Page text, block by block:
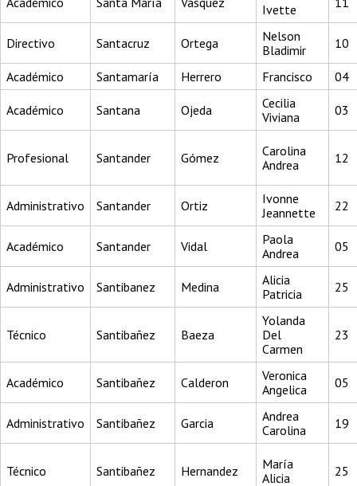
Ivette
Directivo Santacruz Ortega
Nelson
Bladimir
10
Académico Santamaría Herrero Francisco 04
Académico Santana Ojeda
Cecilia
Viviana
03
Profesional Santander Gómez
Carolina
Andrea
12
Administrativo Santander Ortiz
Ivonne
Jeannette
22
Académico Santander Vidal
Paola
Andrea
05
Administrativo Santibanez Medina
Alicia
Patricia
25
Técnico Santibañez Baeza
Yolanda
Del
Carmen
23
Académico Santibañez Calderon
Veronica
Angelica
05
Administrativo Santibañez Garcia
Andrea
Carolina
19
Técnico Santibañez Hernandez
María
Alicia
25